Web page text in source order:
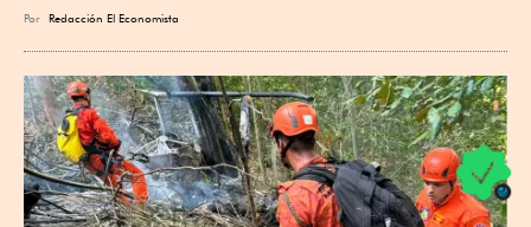
Por Redacción El Economista